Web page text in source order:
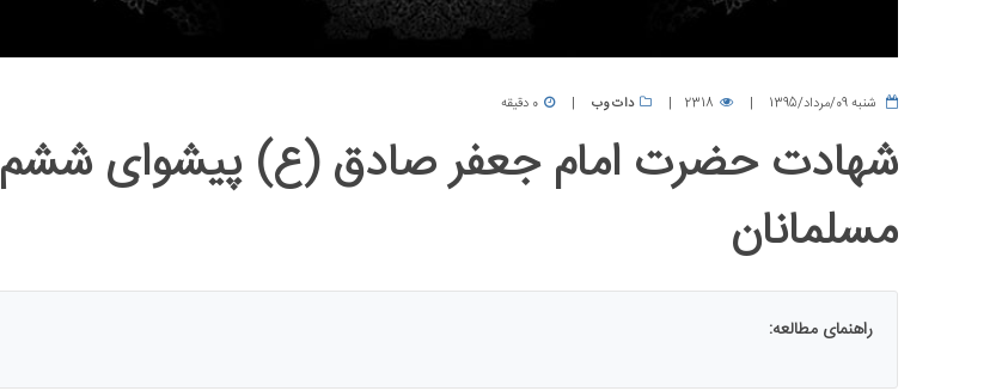
شنبه 09/مرداد/1395 2318 دات وب 0 دقیقه
شهادت حضرت امام جعفر صادق (ع) پیشوای ششم
مسلمانان
راهنمای مطالعه: